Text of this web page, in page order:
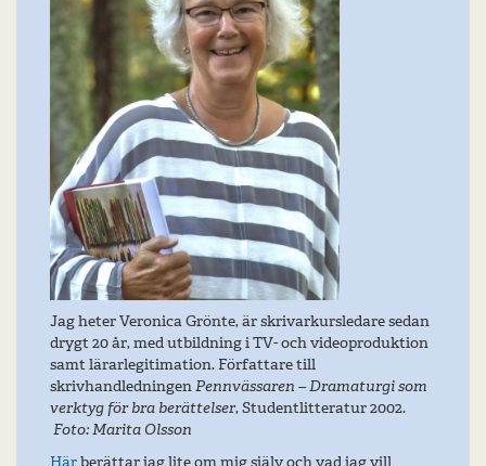
Jag heter Veronica Grönte, är skrivarkursledare sedan
drygt 20 år, med utbildning i TV- och videoproduktion
samt lärarlegitimation. Författare till
skrivhandledningenPennvässaren – Dramaturgi som
verktyg för bra berättelser, Studentlitteratur 2002.
Foto: Marita Olsson